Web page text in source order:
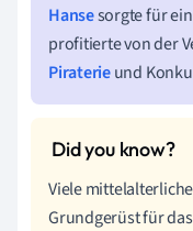
Hansesorgte für
profitierte von der
Piraterieund
Viele
Grundgerüst für